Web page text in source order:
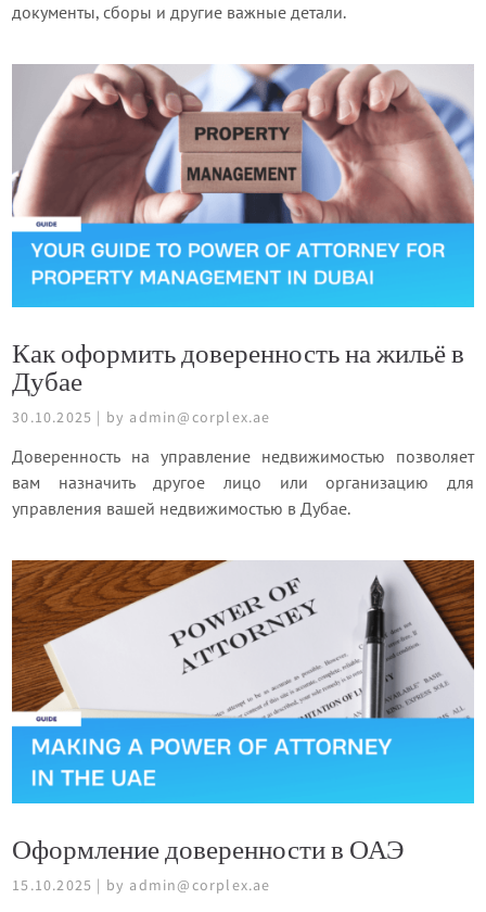
документы, сборы и другие важные детали.
Как оформить доверенность на жильё в
Дубае
30.10.2025 | by admin@corplex.ae
Доверенность на управление недвижимостью позволяет
вам назначить другое лицо или организацию для
управления вашей недвижимостью в Дубае.
Оформление доверенности в ОАЭ
15.10.2025 | by admin@corplex.ae